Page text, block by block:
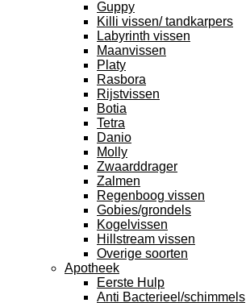
Guppy
Killi vissen/ tandkarpers
Labyrinth vissen
Maanvissen
Platy
Rasbora
Rijstvissen
Botia
Tetra
Danio
Molly
Zwaarddrager
Zalmen
Regenboog vissen
Gobies/grondels
Kogelvissen
Hillstream vissen
Overige soorten
Apotheek
Eerste Hulp
Anti Bacterieel/schimmels